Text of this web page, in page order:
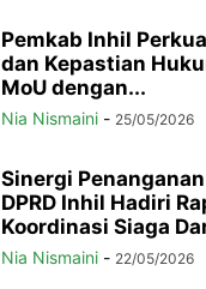
Pemkab Inhil
dan Kepastian
MoU dengan...
Nia Nismaini - 25/05/2026
Sinergi
DPRD Inhil Hadiri
Koordinasi Siaga
Nia Nismaini - 22/05/2026